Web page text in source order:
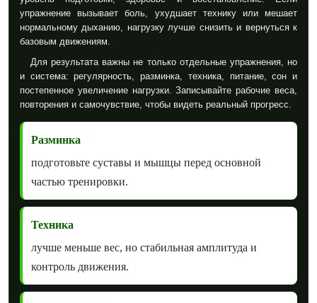
упражнение вызывает боль, ухудшает технику или мешает
нормальному дыханию, нагрузку лучше снизить и вернуться к
базовым движениям.
Для результата важны не только отдельные упражнения, но
и система: регулярность, разминка, техника, питание, сон и
постепенное увеличение нагрузки. Записывайте рабочие веса,
повторения и самочувствие, чтобы видеть реальный прогресс.
Разминка
подготовьте суставы и мышцы перед основной
частью тренировки.
Техника
лучше меньше вес, но стабильная амплитуда и
контроль движения.